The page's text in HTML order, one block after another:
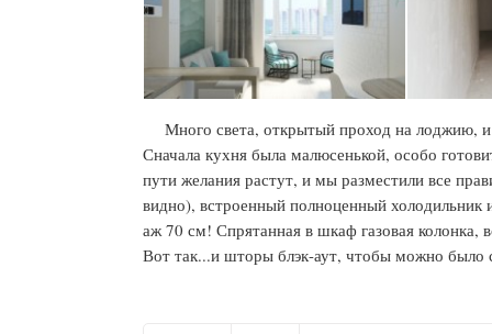
Много света, открытый проход на лоджию,
Сначала кухня была малюсенькой, особо
пути желания растут, и мы разместили все
видно), встроенный полноценный
аж 70 см! Спрятанная в шкаф газовая
Вот так...и шторы блэк-аут, чтобы можно было